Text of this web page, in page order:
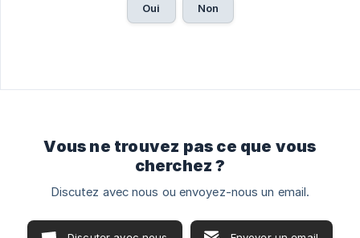
Oui Non
Vous ne trouvez pas ce que vous
cherchez ?
Discutez avec nous ou envoyez-nous un email.